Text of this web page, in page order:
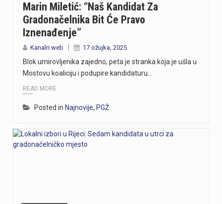
Marin Miletić: “Naš Kandidat Za
Gradonačelnika Bit Će Pravo
Iznenađenje”
Kanalri.web 17 ožujka, 2025
Blok umirovljenika zajedno, peta je stranka koja je ušla u
Mostovu koaliciju i podupire kandidaturu…
READ MORE
Posted in Najnovije, PGŽ